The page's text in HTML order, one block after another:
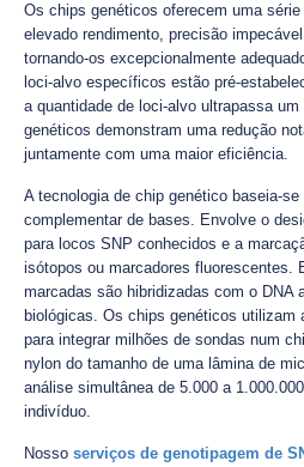
Os chips genéticos oferecem uma
elevado rendimento, precisão
tornando-os excepcionalmente
loci-alvo específicos estão pré-
a quantidade de loci-alvo ultrapassa
genéticos demonstram uma redução
juntamente com uma maior eficiência.
A tecnologia de chip genético baseia-
complementar de bases. Envolve o
para locos SNP conhecidos e a
isótopos ou marcadores fluorescentes.
marcadas são hibridizadas com o DNA
biológicas. Os chips genéticos utilizam
para integrar milhões de sondas num
nylon do tamanho de uma lâmina de
análise simultânea de 5.000 a
indivíduo.
Nosso serviços de genotipagem de